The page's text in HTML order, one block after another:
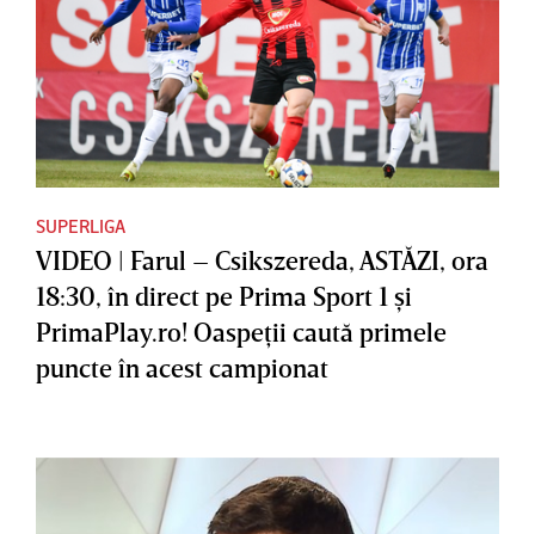
SUPERLIGA
VIDEO | Farul – Csikszereda, ASTĂZI, ora
18:30, în direct pe Prima Sport 1 şi
PrimaPlay.ro! Oaspeţii caută primele
puncte în acest campionat